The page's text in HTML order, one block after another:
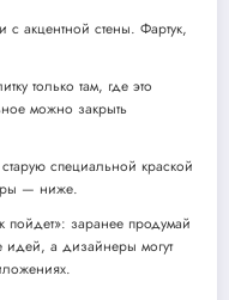
акцентной стены. Фартук,
только там, где это
можно закрыть
специальной краской
— ниже.
пойдет»: заранее продумай
идей, а дизайнеры могут